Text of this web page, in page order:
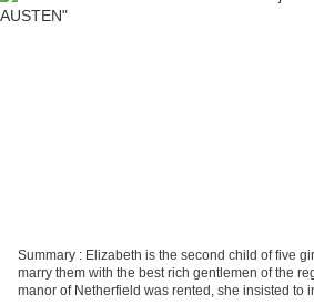
Summary : Elizabeth is the second child of five
marry them with the best rich gentlemen of the
manor of Netherfield was rented, she insisted to